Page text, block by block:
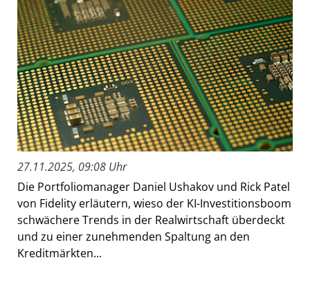
27.11.2025, 09:08 Uhr
Die Portfoliomanager Daniel Ushakov und Rick Patel
von Fidelity erläutern, wieso der KI-Investitionsboom
schwächere Trends in der Realwirtschaft überdeckt
und zu einer zunehmenden Spaltung an den
Kreditmärkten...